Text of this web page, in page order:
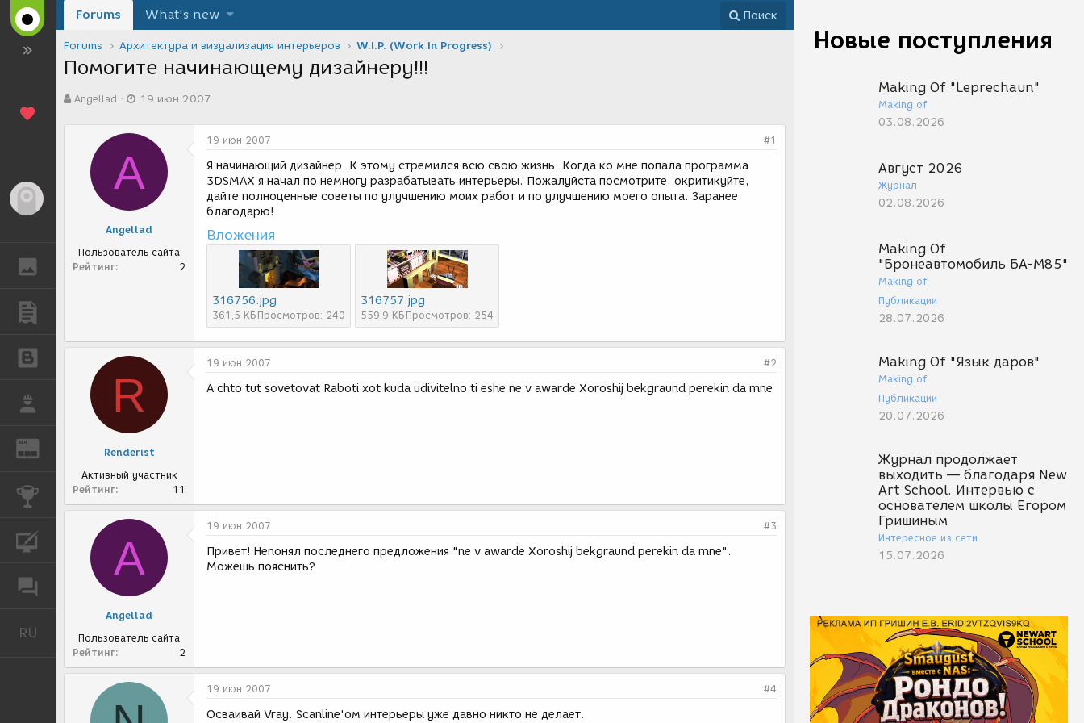
ГАЛЕРЕЯ
РАБОТА
REN
КОНКУРСЫ
КУРСЫ
ФОРУМ
RU Русский
Новые поступления
Making Of "Leprechaun"
Making of
03.08.2026
Август 2026
Журнал
02.08.2026
Making Of
"Бронеавтомобиль БА-М85"
Making of
Публикации
28.07.2026
Making Of "Язык даров"
Making of
Публикации
20.07.2026
Журнал продолжает
выходить — благодаря New
Art School. Интервью с
основателем школы Егором
Гришиным
Интересное из сети
15.07.2026
Forums What's new Поиск
Forums Архитектура и визуализация интерьеров W.I.P. (Work In Progress)
Помогите начинающему дизайнеру!!!
в
Angellad
а
а
з
д
а
и
я
19 июн 2007
A
Angellad
Пользователь сайта
Рейтинг
2
19 июн 2007 #1
Я начинающий дизайнер. К этому стремился всю свою жизнь. Когда ко мне попала программа
3DSMAX я начал по немногу разрабатывать интерьеры. Пожалуйста посмотрите, окритикуйте,
дайте полноценные советы по улучшению моих работ и по улучшению моего опыта. Заранее
благодарю!
Вложения
316756.jpg
361,5 КБ Просмотров: 240
316757.jpg
559,9 КБ Просмотров: 254
R
Renderist
Активный участник
Рейтинг
11
19 июн 2007 #2
A chto tut sovetovat Raboti xot kuda udivitelno ti eshe ne v awarde Xoroshij bekgraund perekin da mne
A
Angellad
Пользователь сайта
Рейтинг
2
19 июн 2007 #3
Привет! Неnонял последнего предложения "ne v awarde Xoroshij bekgraund perekin da mne".
Можешь пояснить?
19 июн 2007 #4
Осваивай Vray. Scanline'ом интерьеры уже давно никто не делает.